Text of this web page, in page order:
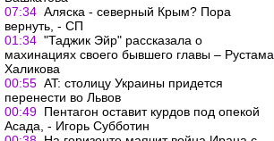
07:34 Аляска - северный Крым? Пора
вернуть, - СП
01:34 "Таджик Эйр" рассказала о
махинациях своего бывшего главы – Рустама
Халикова
00:55 AT: столицу Украины придется
перенести во Львов
00:49 Пентагон оставит курдов под опекой
Асада, - Игорь Субботин